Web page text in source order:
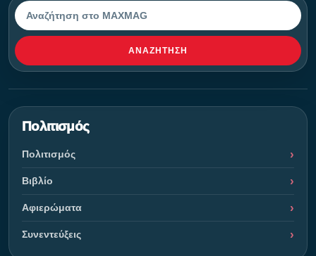
Αναζήτηση
ΑΝΑΖΉΤΗΣΗ
Πολιτισμός
Πολιτισμός
Βιβλίο
Αφιερώματα
Συνεντεύξεις